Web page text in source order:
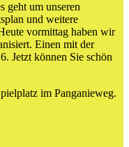
geht um unseren
und weitere
vormittag haben wir
Einen mit der
Jetzt können Sie schön
im Panganieweg.